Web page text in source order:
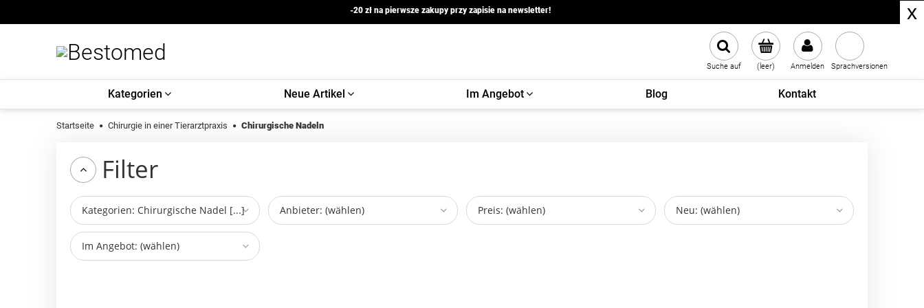
-20 zł na pierwsze zakupy przy zapisie na newsletter! x
(leer) Anmelden
Suche auf Sprachversionen
Kategorien Neue Artikel Im Angebot Blog Kontakt
Startseite Chirurgie in einer Tierarztpraxis Chirurgische Nadeln
Filter
Kategorien: Chirurgische Nadel [...] Anbieter: (wählen) Preis: (wählen) Neu: (wählen)
Im Angebot: (wählen)